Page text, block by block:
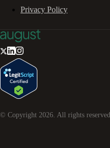
Privacy Policy
© Copyright 2026 . All rights reserved.